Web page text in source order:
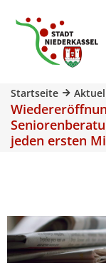
Startseite
jeden ersten